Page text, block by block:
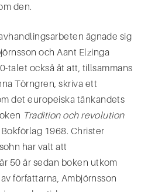
den.
ägnade sig
och Aant Elzinga
­talet också åt att, tillsammans
Törngren, skriva ett
det europeiska tänkandets
Tradition och revolution
1968. Christer
har valt att
50 år sedan boken utkom
författarna, Ambjörnsson